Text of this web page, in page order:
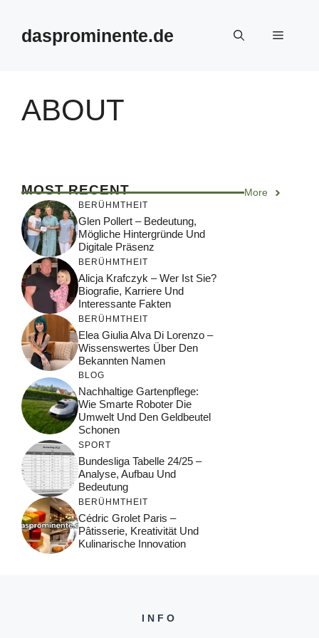
contentdasprominente.de Menu
ABOUT
MOST RECENT More
BERÜHMTHEIT
Glen Pollert – Bedeutung,
Mögliche Hintergründe Und
Digitale Präsenz
BERÜHMTHEIT
Alicja Krafczyk – Wer Ist Sie?
Biografie, Karriere Und
Interessante Fakten
BERÜHMTHEIT
Elea Giulia Alva Di Lorenzo –
Wissenswertes Über Den
Bekannten Namen
BLOG
Nachhaltige Gartenpflege:
Wie Smarte Roboter Die
Umwelt Und Den Geldbeutel
Schonen
SPORT
Bundesliga Tabelle 24/25 –
Analyse, Aufbau Und
Bedeutung
BERÜHMTHEIT
Cédric Grolet Paris –
Pâtisserie, Kreativität Und
Kulinarische Innovation
INFO